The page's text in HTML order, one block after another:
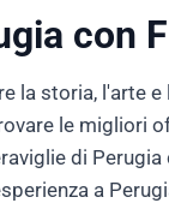
con
la storia, l'arte
le migliori
di Perugia
a